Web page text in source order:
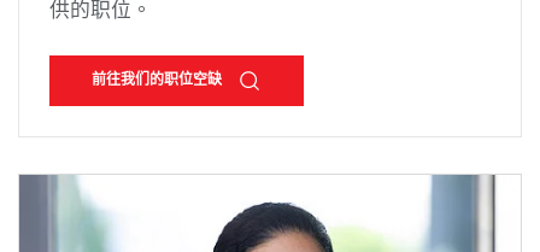
供的职位。
前往我们的职位空缺